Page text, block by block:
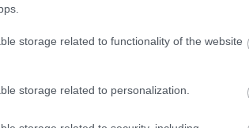
storage related to functionality of the website
storage related to personalization.